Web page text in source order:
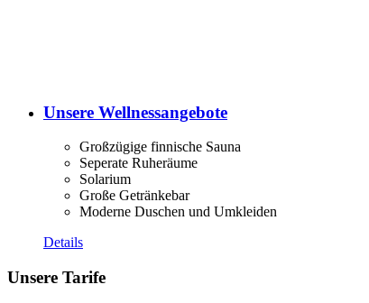
Unsere Wellnessangebote
Großzügige finnische Sauna
Seperate Ruheräume
Solarium
Große Getränkebar
Moderne Duschen und Umkleiden
Details
Unsere Tarife